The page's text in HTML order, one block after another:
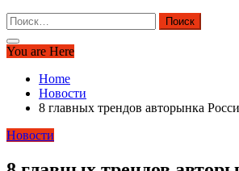
Найти:
You are Here
Home
Новости
8 главных трендов авторынка
Новости